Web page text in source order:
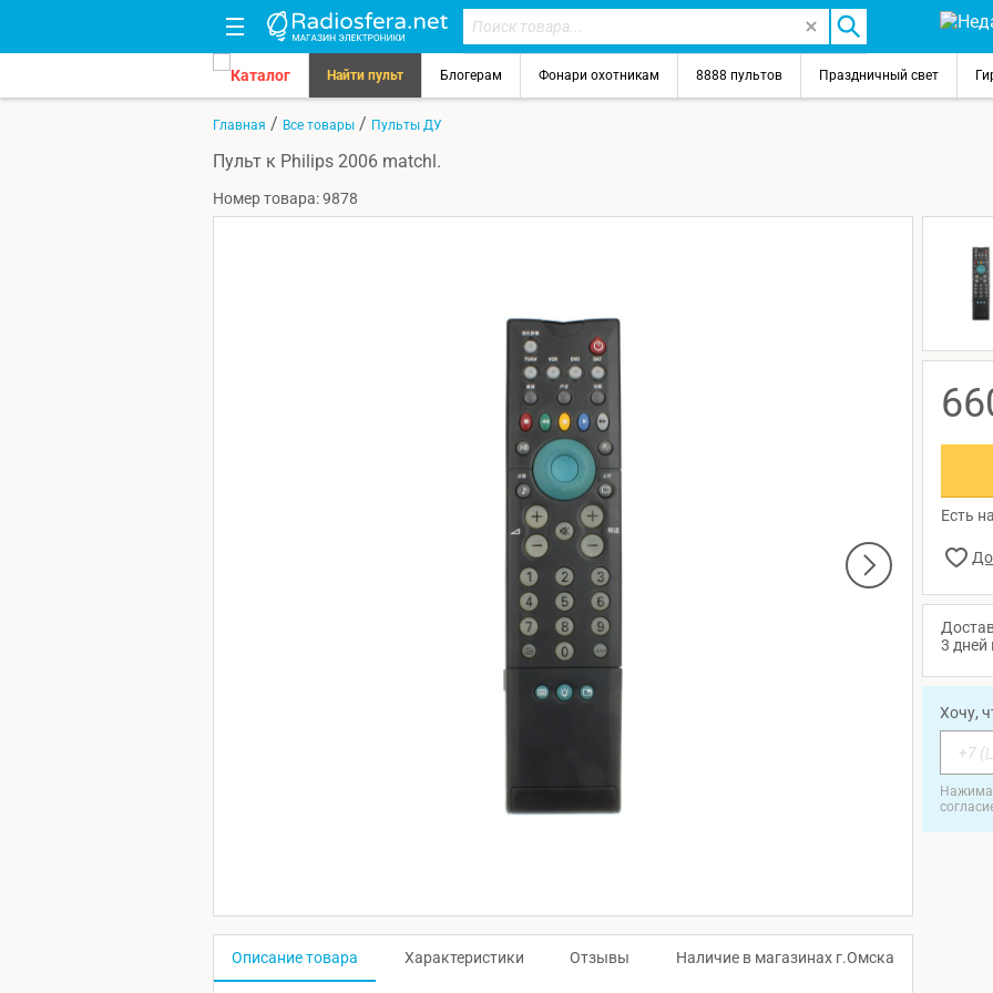
Каталог Найти пульт Блогерам Фонари охотникам 8888 пультов Праздничный свет
Главная / Все товары / Пульты ДУ
Пульт к Philips 2006 matchl.
Номер товара: 9878
Есть
3 дней
Хочу,
Описание товара Характеристики Отзывы Наличие в магазинах г.Омска